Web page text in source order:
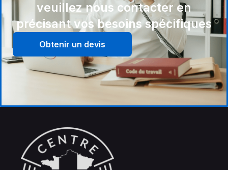
veuillez nous contacter en
précisant vos besoins spécifiques
Obtenir un devis